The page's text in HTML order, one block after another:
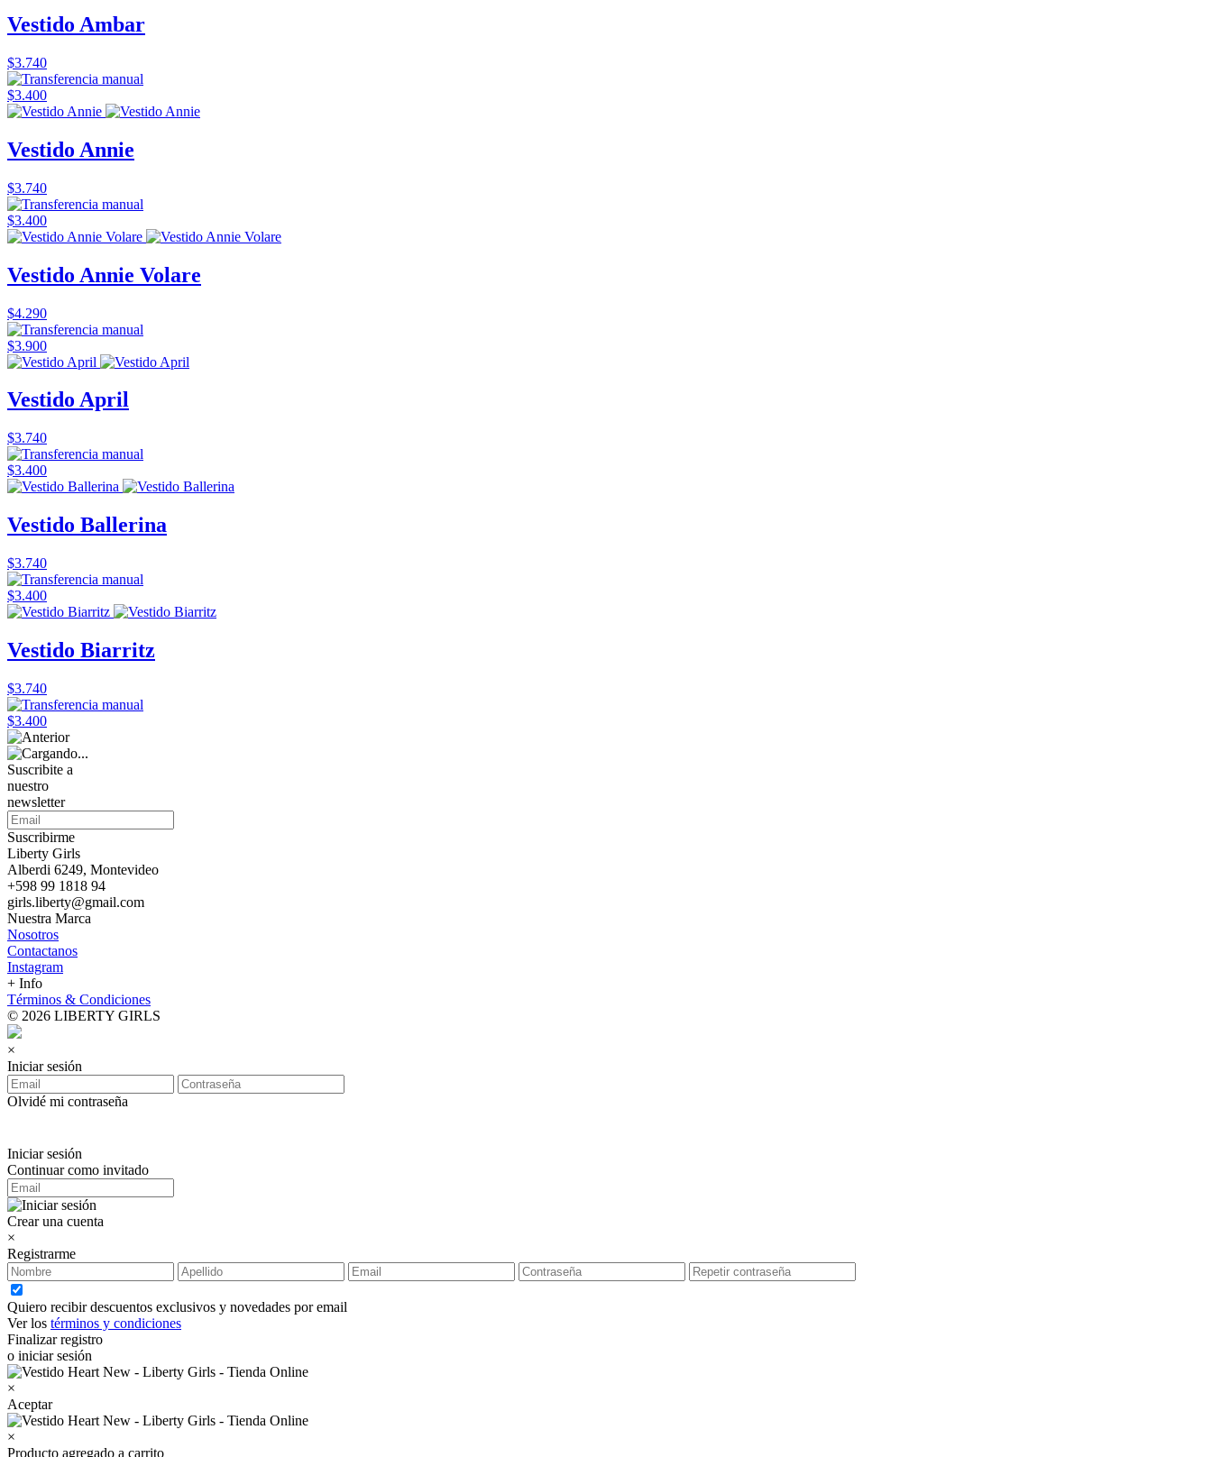
Vestido Ambar
$3.740
$3.400
Vestido Annie
$3.740
$3.400
Vestido Annie Volare
$4.290
$3.900
Vestido April
$3.740
$3.400
Vestido Ballerina
$3.740
$3.400
Vestido Biarritz
$3.740
$3.400
Suscribite a
nuestro
newsletter
Suscribirme
Liberty Girls
Alberdi 6249, Montevideo
+598 99 1818 94
girls.liberty@gmail.com
Nuestra Marca
Nosotros
Contactanos
Instagram
+ Info
Términos & Condiciones
© 2026 LIBERTY GIRLS
×
Iniciar sesión
Olvidé mi contraseña
Iniciar sesión
Continuar como invitado
Crear una cuenta
×
Registrarme
Quiero recibir descuentos exclusivos y novedades por email
Ver los términos y condiciones
Finalizar registro
o iniciar sesión
×
Aceptar
×
Producto agregado a carrito